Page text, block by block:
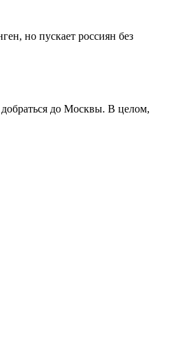
но пускает россиян без
добраться до Москвы. В целом,